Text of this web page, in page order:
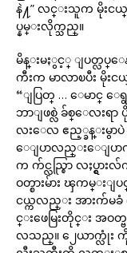
နဲ႔” လင္းသူက မိုး
ပ္နမ္းလိုက္သည္။
မိန္းမႏွင့္ ျပတ္လပ္
ကီးက မာလာၿပီး မို
“ျပြတ္ … ေမာင္
ဘာျဖစ္လဲ ခ်စ္ေလးရ
လးေလ ဧည့္ခန္းမွာပဲ
ေျပာလည္းေျပာ
က က်င္လည္စြာ လႈပ္ရွာ
ဝတ္စားမ်ား ၾကမ္း
ငယ္ကလည္း အားက်မခံ
င္းဖေမြးတိုင္း အဝ
လသည္။ ၂ေယာက္လုံး ကို